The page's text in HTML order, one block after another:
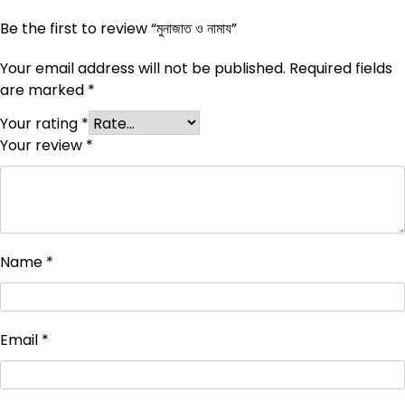
Be the first to review “মুনাজাত ও নামায”
Your email address will not be published. Required fields
are marked *
Your rating *
Your review *
Name *
Email *